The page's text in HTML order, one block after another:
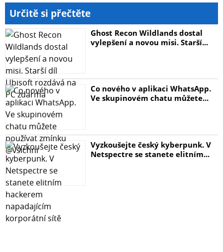
Určitě si přečtěte
Ghost Recon Wildlands dostal
vylepšení a novou misi. Starší...
Co nového v aplikaci WhatsApp.
Ve skupinovém chatu můžete...
Vyzkoušejte český kyberpunk. V
Netspectre se stanete elitním...